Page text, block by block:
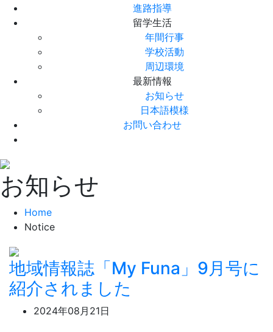
進路指導
留学生活
年間行事
学校活動
周辺環境
最新情報
お知らせ
日本語模様
お問い合わせ
お知らせ
Home
Notice
地域情報誌「My Funa」9月号に
紹介されました
2024年08月21日